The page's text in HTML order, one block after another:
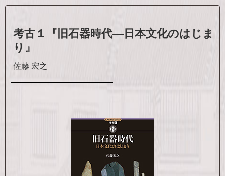
考古１『旧石器時代―日本文化のはじま
り』
佐藤 宏之